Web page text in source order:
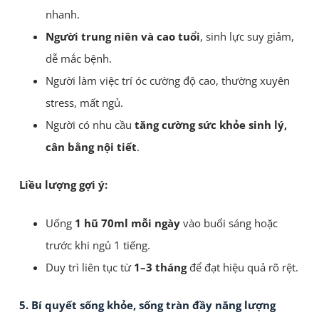
nhanh.
Người trung niên và cao tuổi, sinh lực suy giảm,
dễ mắc bệnh.
Người làm việc trí óc cường độ cao, thường xuyên
stress, mất ngủ.
Người có nhu cầutăng cường sức khỏe sinh lý,
cân bằng nội tiết.
Liều lượng gợi ý:
Uống 1 hũ 70ml mỗi ngày vào buổi sáng hoặc
trước khi ngủ 1 tiếng.
Duy trì liên tục từ 1–3 thángđể đạt hiệu quả rõ rệt.
5. Bí quyết sống khỏe, sống tràn đầy năng lượng